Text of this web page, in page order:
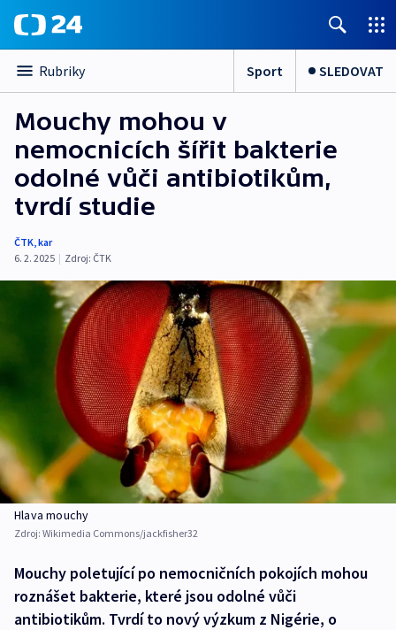
Rubriky Sport SLEDOVAT
Mouchy mohou v
nemocnicích šířit bakterie
odolné vůči antibiotikům,
tvrdí studie
ČTK,kar
6. 2. 2025 | Zdroj: ČTK
Hlava mouchy
Zdroj: Wikimedia Commons/jackfisher32
Mouchy poletující po nemocničních pokojích mohou
roznášet bakterie, které jsou odolné vůči
antibiotikům. Tvrdí to nový výzkum z Nigérie, o